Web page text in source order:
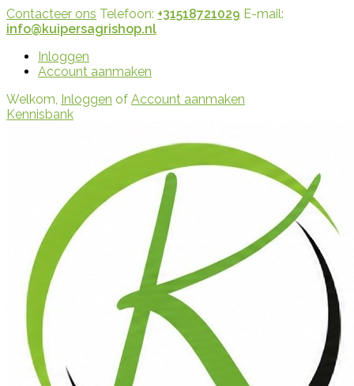
Contacteer ons Telefoon: +31518721029 E-mail:
info@kuipersagrishop.nl
Inloggen
Account aanmaken
Welkom, Inloggen of Account aanmaken
Kennisbank